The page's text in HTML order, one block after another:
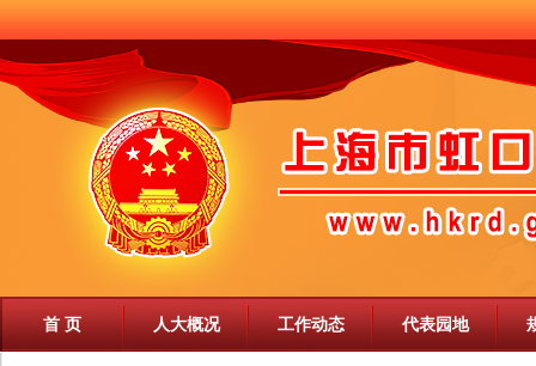
首 页 人大概况 工作动态 代表园地